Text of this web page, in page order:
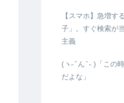
【スマホ】急増す
子」。すぐ検索が
主義
(ヽ˶ ᷇ ん ᷆ ˵ )「この
だよな」